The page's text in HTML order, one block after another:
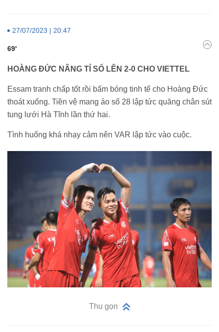
27/07/2023 | 20:47
69'
HOÀNG ĐỨC NÂNG TỈ SỐ LÊN 2-0 CHO VIETTEL
Essam tranh chấp tốt rồi bấm bóng tinh tế cho Hoàng Đức
thoát xuống. Tiền vệ mang áo số 28 lập tức quăng chân sút
tung lưới Hà Tĩnh lần thứ hai.
Tình huống khá nhạy cảm nên VAR lập tức vào cuộc.
Thu gọn